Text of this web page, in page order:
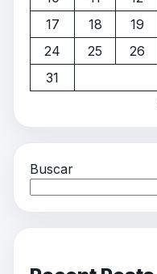
17
18 19
24
25 26
31
Buscar